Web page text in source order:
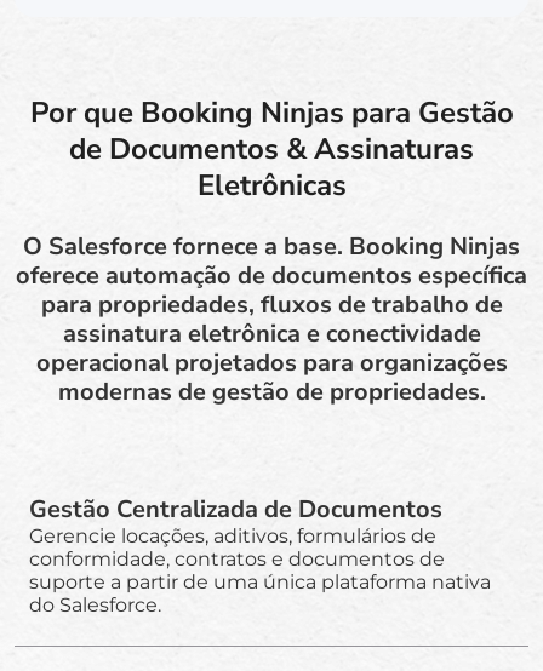
Por que Booking Ninjas para Gestão
de Documentos & Assinaturas
Eletrônicas
O Salesforce fornece a base. Booking Ninjas
oferece automação de documentos específica
para propriedades, fluxos de trabalho de
assinatura eletrônica e conectividade
operacional projetados para organizações
modernas de gestão de propriedades.
Gestão Centralizada de Documentos
Gerencie locações, aditivos, formulários de
conformidade, contratos e documentos de
suporte a partir de uma única plataforma nativa
do Salesforce.